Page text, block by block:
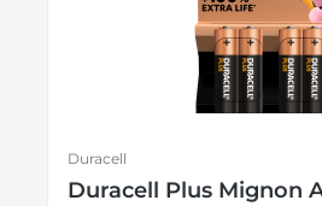
Duracell
Duracell Plus Mignon